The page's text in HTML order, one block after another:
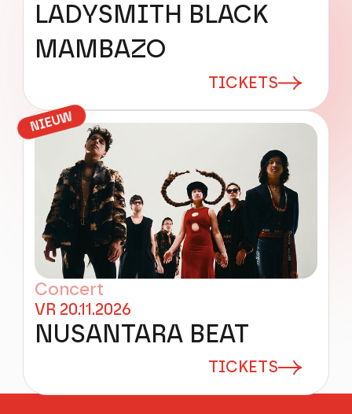
LADYSMITH BLACK
MAMBAZO
TICKETS
NIEUW
Concert
VR 20.11.2026
NUSANTARA BEAT
TICKETS